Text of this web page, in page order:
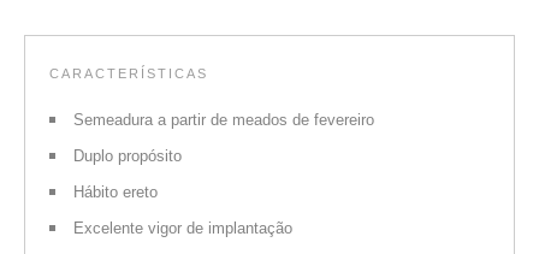
CARACTERÍSTICAS
Semeadura a partir de meados de fevereiro
Duplo propósito
Hábito ereto
Excelente vigor de implantação